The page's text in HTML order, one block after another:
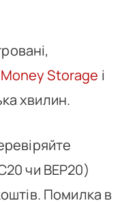
Money Storage і
хвилин.
чи BEP20)
Помилка в